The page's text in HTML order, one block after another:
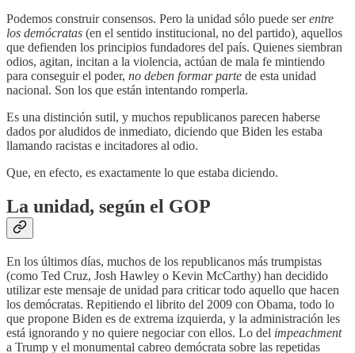
Podemos construir consensos. Pero la unidad sólo puede serentre
los demócratas (en el sentido institucional, no del partido), aquellos
que defienden los principios fundadores del país. Quienes siembran
odios, agitan, incitan a la violencia, actúan de mala fe mintiendo
para conseguir el poder, no deben formar parte de esta unidad
nacional. Son los que están intentando romperla.
Es una distinción sutil, y muchos republicanos parecen haberse
dados por aludidos de inmediato, diciendo que Biden les estaba
llamando racistas e incitadores al odio.
Que, en efecto, es exactamente lo que estaba diciendo.
La unidad, según el GOP
En los últimos días, muchos de los republicanos más trumpistas
(como Ted Cruz, Josh Hawley o Kevin McCarthy) han decidido
utilizar este mensaje de unidad para criticar todo aquello que hacen
los demócratas. Repitiendo el librito del 2009 con Obama, todo lo
que propone Biden es de extrema izquierda, y la administración les
está ignorando y no quiere negociar con ellos. Lo del impeachment
a Trump y el monumental cabreo demócrata sobre las repetidas